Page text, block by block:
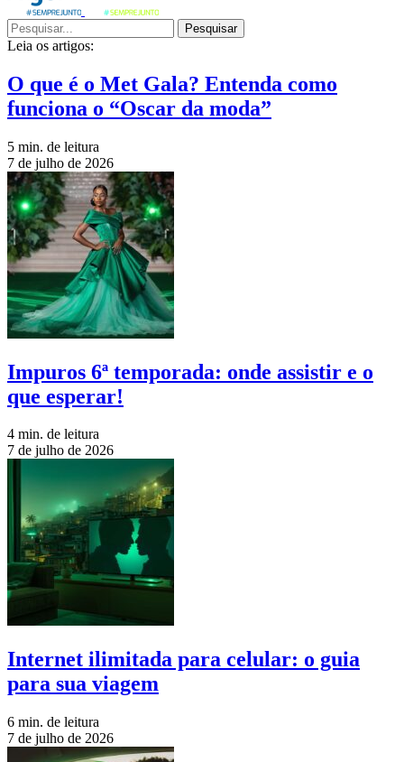
Pesquisar
Leia os artigos:
O que é o Met Gala? Entenda como
funciona o “Oscar da moda”
5 min. de leitura
7 de julho de 2026
Impuros 6ª temporada: onde assistir e o
que esperar!
4 min. de leitura
7 de julho de 2026
Internet ilimitada para celular: o guia
para sua viagem
6 min. de leitura
7 de julho de 2026